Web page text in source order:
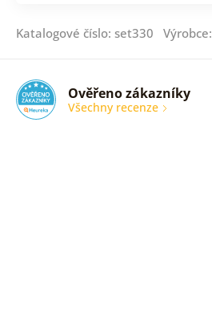
Katalogové číslo: set330 Výrobce:
Ověřeno zákazníky
Všechny recenze